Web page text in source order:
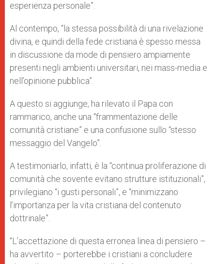
esperienza personale”.
Al contempo, “la stessa possibilità di una rivelazione
divina, e quindi della fede cristiana è spesso messa
in discussione da mode di pensiero ampiamente
presenti negli ambienti universitari, nei mass-media e
nell’opinione pubblica”.
A questo si aggiunge, ha rilevato il Papa con
rammarico, anche una “frammentazione delle
comunità cristiane” e una confusione sullo “stesso
messaggio del Vangelo”.
A testimoniarlo, infatti, è la “continua proliferazione di
comunità che sovente evitano strutture istituzionali”,
privilegiano “i gusti personali”, e “minimizzano
l’importanza per la vita cristiana del contenuto
dottrinale”.
“L’accettazione di questa erronea linea di pensiero –
ha avvertito – porterebbe i cristiani a concludere